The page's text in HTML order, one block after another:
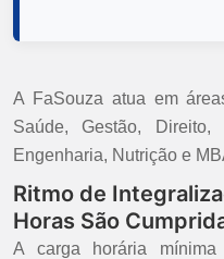
A FaSouza atua em
Saúde, Gestão, Direito,
Engenharia, Nutrição e
Ritmo de
Horas São
A carga horária